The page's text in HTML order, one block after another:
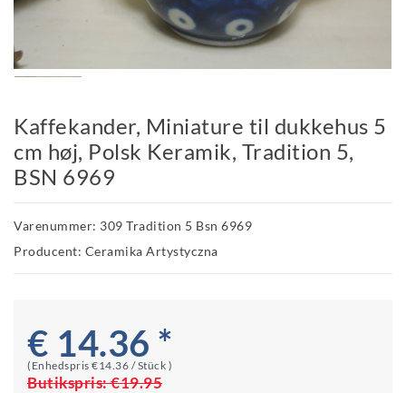
Kaffekander, Miniature til dukkehus 5
cm høj, Polsk Keramik, Tradition 5,
BSN 6969
Varenummer: 309 Tradition 5 Bsn 6969
Producent: Ceramika Artystyczna
€ 14.36 *
(Enhedspris €14.36 / Stück )
Butikspris:€19.95